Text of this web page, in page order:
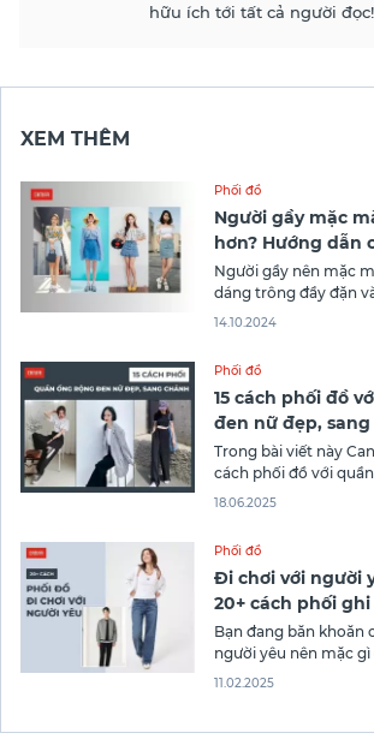
hữu ích tới tất cả người đọc!
XEM THÊM
Phối đồ
Người gầy mặc
hơn? Hướng dẫn
phù hợp
Người gầy nên mặc
dáng trông đầy đặn
chọn đúng màu sắc
Hãy cùng CANIFA
14.10.2024
Phối đồ
15 cách phối đồ
đen nữ đẹp,
Trong bài viết này
cách phối đồ với
giúp bạn luôn tỏa
18.06.2025
Phối đồ
Đi chơi với người
20+ cách phối
Bạn đang băn khoăn
người yêu nên mặc gì
hoàn cảnh và phong
11.02.2025